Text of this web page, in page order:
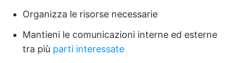
Organizza le risorse necessarie
Mantieni le comunicazioni interne ed esterne
tra più parti interessate